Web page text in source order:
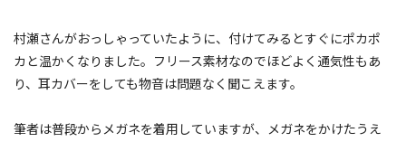
村瀬さんがおっしゃっていたように、付けてみるとすぐにポカポ
カと温かくなりました。フリース素材なのでほどよく通気性もあ
り、耳カバーをしても物音は問題なく聞こえます。
筆者は普段からメガネを着用していますが、メガネをかけたうえ